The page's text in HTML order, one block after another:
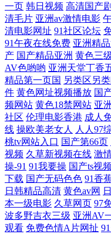
日韩特黄A片 91超碰在线大
文字幕日韩精品人妻 99精品
东方AV在线直播 欧美成人日
址 中文字幕99热热热 成人性
少妇 91网在线 国产熟女一
男人色色天堂91 影音先锋资
区二区 性色四虎五月天 国产
入口 国产亚洲欧洲高潮 1024
一页 韩日视频 高清国产
清毛片 亚洲av激情电影
清电影网址 91社区论坛
91午夜在线免费 亚洲精
产 国产精品亚洲 黄色三
AV色哟哟 亚洲天堂丁香
精品第一页国 另类区另
件 黄色网址视频播放 国
频网站 黄色18禁网站 亚
社区 伦理电影香港 成人
线 操欧美老女人 人人97
桃tv网站入口 国产第66页
视频 久草新视频在线 激
操-91 91我要操 国产ts视
下载 国产无码色色 91香
日韩精品高清 黄色av网
本一级电影 久草网页 97
波多野吉衣三级 亚洲AV
观看 免费色情A片网扯